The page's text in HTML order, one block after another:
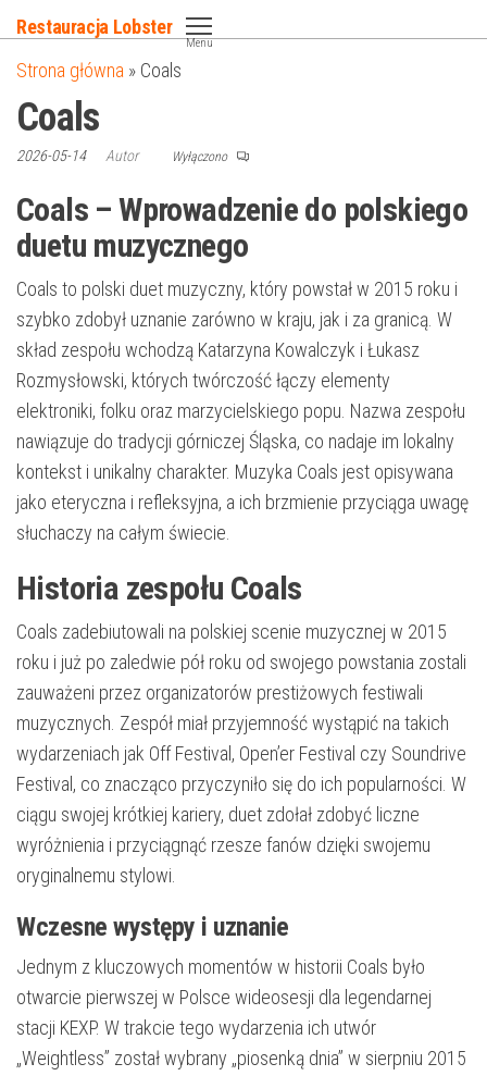
do
treści
Restauracja Lobster
Menu
Strona główna » Coals
Coals
2026-05-14 Autor Wyłączono
Coals – Wprowadzenie do polskiego
duetu muzycznego
Coals to polski duet muzyczny, który powstał w 2015 roku i
szybko zdobył uznanie zarówno w kraju, jak i za granicą. W
skład zespołu wchodzą Katarzyna Kowalczyk i Łukasz
Rozmysłowski, których twórczość łączy elementy
elektroniki, folku oraz marzycielskiego popu. Nazwa zespołu
nawiązuje do tradycji górniczej Śląska, co nadaje im lokalny
kontekst i unikalny charakter. Muzyka Coals jest opisywana
jako eteryczna i refleksyjna, a ich brzmienie przyciąga uwagę
słuchaczy na całym świecie.
Historia zespołu Coals
Coals zadebiutowali na polskiej scenie muzycznej w 2015
roku i już po zaledwie pół roku od swojego powstania zostali
zauważeni przez organizatorów prestiżowych festiwali
muzycznych. Zespół miał przyjemność wystąpić na takich
wydarzeniach jak Off Festival, Open’er Festival czy Soundrive
Festival, co znacząco przyczyniło się do ich popularności. W
ciągu swojej krótkiej kariery, duet zdołał zdobyć liczne
wyróżnienia i przyciągnąć rzesze fanów dzięki swojemu
oryginalnemu stylowi.
Wczesne występy i uznanie
Jednym z kluczowych momentów w historii Coals było
otwarcie pierwszej w Polsce wideosesji dla legendarnej
stacji KEXP. W trakcie tego wydarzenia ich utwór
„Weightless” został wybrany „piosenką dnia” w sierpniu 2015